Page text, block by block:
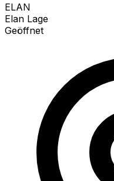
ELAN
Elan Lage
Geöffnet